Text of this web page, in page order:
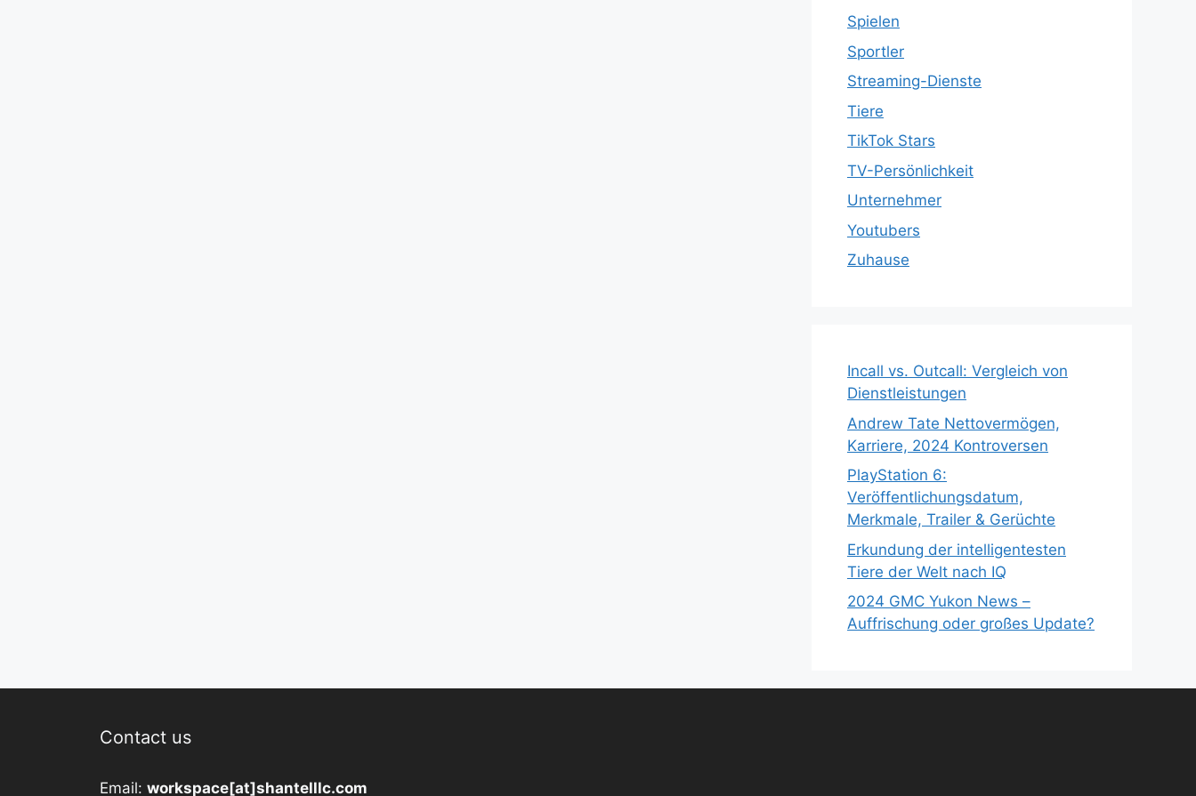
Spielen
Sportler
Streaming-Dienste
Tiere
TikTok Stars
TV-Persönlichkeit
Unternehmer
Youtubers
Zuhause
Incall vs. Outcall: Vergleich von
Dienstleistungen
Andrew Tate Nettovermögen,
Karriere, 2024 Kontroversen
PlayStation 6:
Veröffentlichungsdatum,
Merkmale, Trailer & Gerüchte
Erkundung der intelligentesten
Tiere der Welt nach IQ
2024 GMC Yukon News –
Auffrischung oder großes Update?
Contact us
Email: workspace[at]shantelllc.com